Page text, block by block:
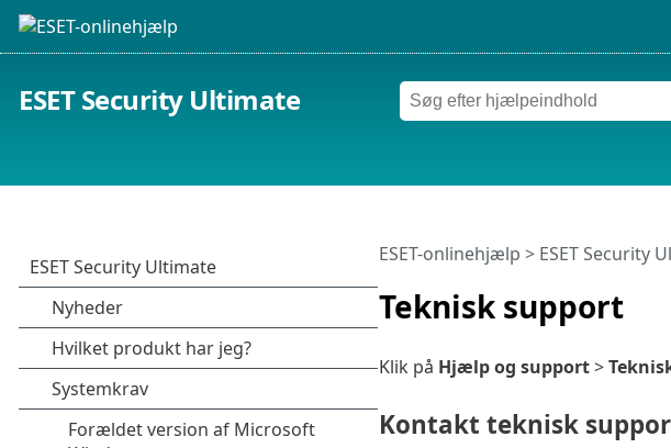
ESET Security Ultimate
Teknisk support
ESET-onlinehjælp > ESET Security
Klik på Hjælp og support>
Kontakt teknisk